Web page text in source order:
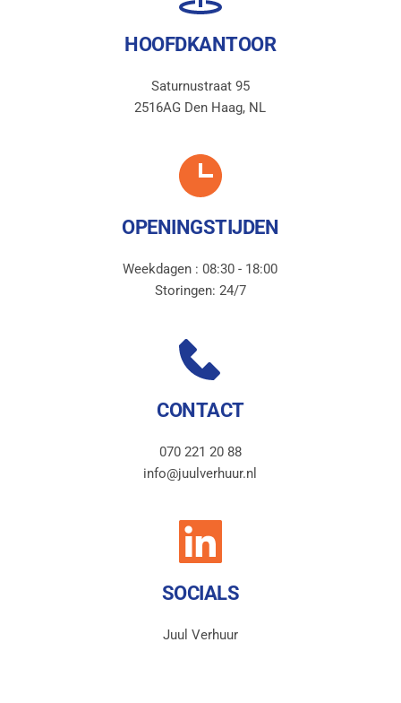
HOOFDKANTOOR
Saturnustraat 95
2516AG Den Haag, NL
OPENINGSTIJDEN
Weekdagen : 08:30 - 18:00
Storingen: 24/7
CONTACT
070 221 20 88
info@juulverhuur.nl
SOCIALS
Juul Verhuur